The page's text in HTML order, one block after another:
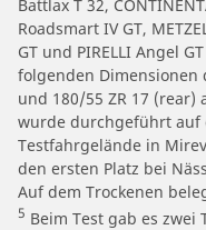
Battlax T 32,
Roadsmart IV GT,
GT und PIRELLI Angel
folgenden Dimensionen
und 180/55 ZR 17 (rear)
wurde durchgeführt auf
Testfahrgelände in
den ersten Platz bei
Auf dem Trockenen
5 Beim Test gab es zwei